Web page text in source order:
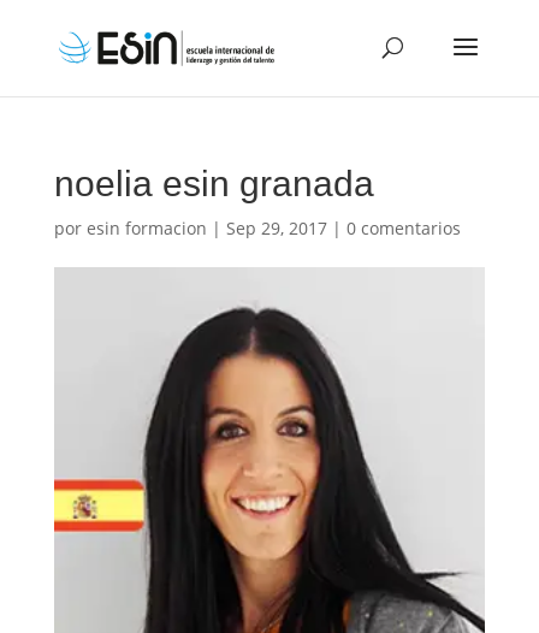
noelia esin granada
por esin formacion | Sep 29, 2017| 0 comentarios